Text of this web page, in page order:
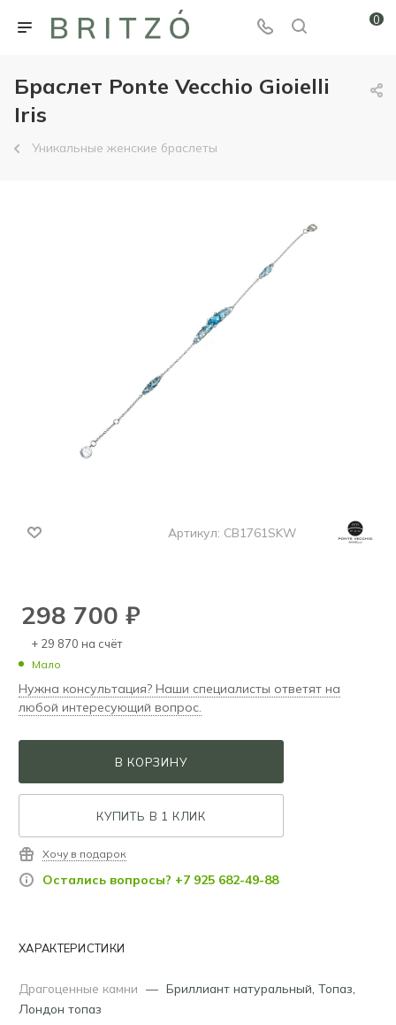
0
Браслет Ponte Vecchio Gioielli
Iris
Уникальные женские браслеты
Артикул: CB1761SKW
298 700 ₽
+ 29 870 на счёт
Мало
Нужна консультация? Наши специалисты ответят на
любой интересующий вопрос.
В КОРЗИНУ
КУПИТЬ В 1 КЛИК
Хочу в подарок
Остались вопросы? +7 925 682-49-88
ХАРАКТЕРИСТИКИ
Драгоценные камни — Бриллиант натуральный Топаз
Лондон топаз